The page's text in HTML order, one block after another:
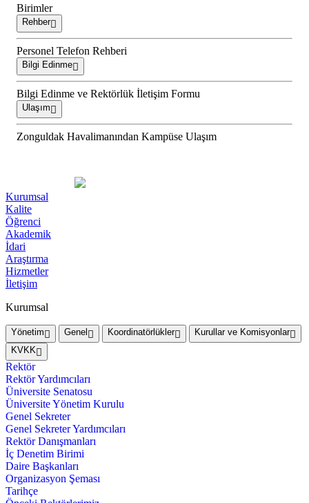
Birimler
Rehber
Personel Telefon Rehberi
Bilgi Edinme
Bilgi Edinme ve Rektörlük İletişim Formu
Ulaşım
Zonguldak Havalimanından Kampüse Ulaşım
Kurumsal
Kalite
Öğrenci
Akademik
İdari
Araştırma
Hizmetler
İletişim
Kurumsal
Yönetim Genel Koordinatörlükler
Kurullar ve Komisyonlar
KVKK
Rektör
Rektör Yardımcıları
Üniversite Senatosu
Üniversite Yönetim Kurulu
Genel Sekreter
Genel Sekreter Yardımcıları
Rektör Danışmanları
İç Denetim Birimi
Daire Başkanları
Organizasyon Şeması
Tarihçe